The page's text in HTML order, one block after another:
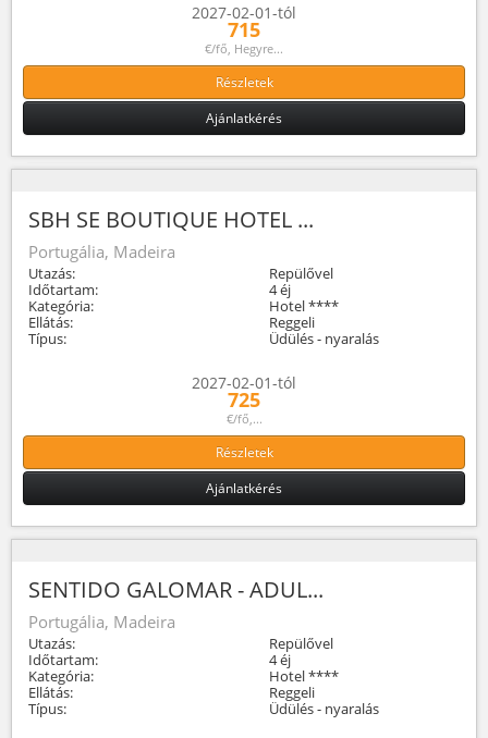
2027-02-01-tól
715
€/fő, Hegyre...
Részletek
Ajánlatkérés
SBH SE BOUTIQUE HOTEL ...
Portugália, Madeira
Utazás:
Repülővel
Időtartam:
4 éj
Kategória:
Hotel ****
Ellátás:
Reggeli
Típus:
Üdülés - nyaralás
2027-02-01-tól
725
€/fő,...
Részletek
Ajánlatkérés
SENTIDO GALOMAR - ADUL...
Portugália, Madeira
Utazás:
Repülővel
Időtartam:
4 éj
Kategória:
Hotel ****
Ellátás:
Reggeli
Típus:
Üdülés - nyaralás